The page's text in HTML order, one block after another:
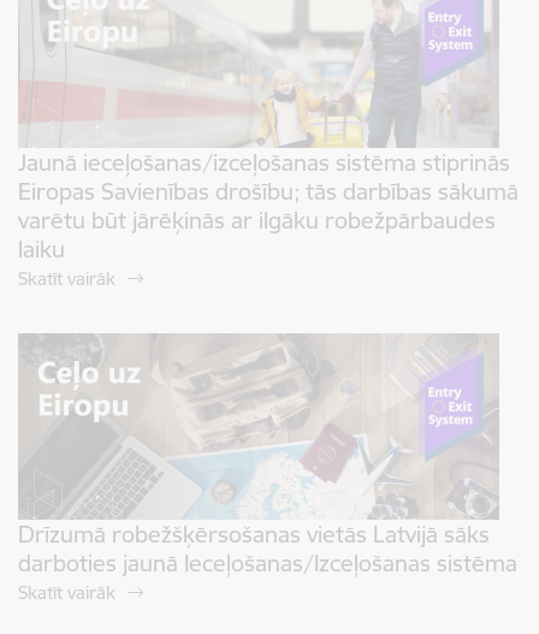
Jaunā ieceļošanas/izceļošanas sistēma stiprinās
Eiropas Savienības drošību; tās darbības sākumā
varētu būt jārēķinās ar ilgāku robežpārbaudes
laiku
Skatīt vairāk
Drīzumā robežšķērsošanas vietās Latvijā sāks
darboties jaunā Ieceļošanas/Izceļošanas sistēma
Skatīt vairāk